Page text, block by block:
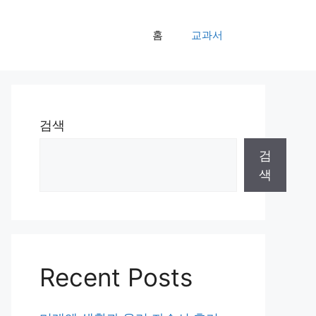
홈 교과서
검색
검
색
Recent Posts